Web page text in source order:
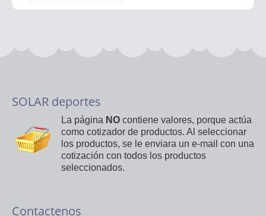
SOLAR deportes
La página NO contiene valores, porque actúa
como cotizador de productos. Al seleccionar
los productos, se le enviara un e-mail con una
cotización con todos los productos
seleccionados.
Contactenos